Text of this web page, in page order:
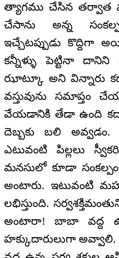
త్యాగము చేసిన తర్వాత
చేసాను అన్న
ఇచ్చేటప్పుడు
కన్నీళ్ళు పెట్టినా దానిని
ఝాట్కూ అని విన్నారు
వస్తువును సమాప్తం
వేయడానికి తేడా ఉంది
దెబ్బకు బలి
ఎటువంటి పిల్లలు
మనసులో కూడా
అంటారు. ఇటువంటి
లభిస్తుంది.
అంటారా! బాబా వద్ద
హక్కుదారులుగా అవ్వాలి.